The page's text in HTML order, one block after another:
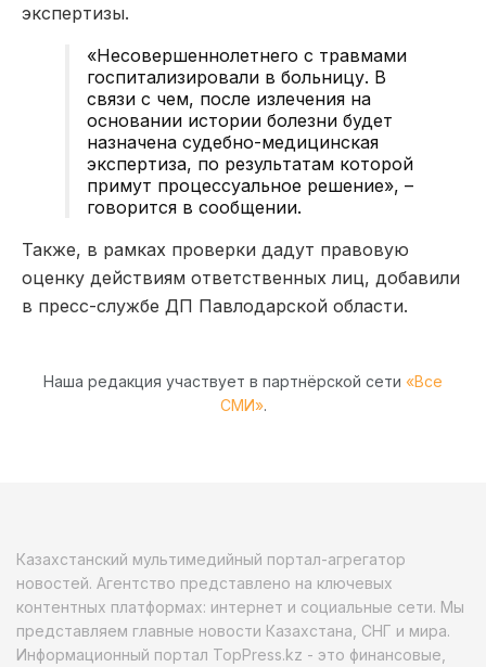
экспертизы.
«Несовершеннолетнего с травмами
госпитализировали в больницу. В
связи с чем, после излечения на
основании истории болезни будет
назначена судебно-медицинская
экспертиза, по результатам которой
примут процессуальное решение», –
говорится в сообщении.
Также, в рамках проверки дадут правовую
оценку действиям ответственных лиц, добавили
в пресс-службе ДП Павлодарской области.
Наша редакция участвует в партнёрской сети «Все
СМИ».
Казахстанский мультимедийный портал-агрегатор
новостей. Агентство представлено на ключевых
контентных платформах: интернет и социальные сети. Мы
представляем главные новости Казахстана, СНГ и мира.
Информационный портал TopPress.kz - это финансовые,